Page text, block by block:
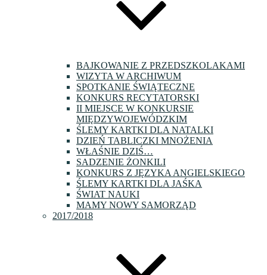
BAJKOWANIE Z PRZEDSZKOLAKAMI
WIZYTA W ARCHIWUM
SPOTKANIE ŚWIĄTECZNE
KONKURS RECYTATORSKI
II MIEJSCE W KONKURSIE
MIĘDZYWOJEWÓDZKIM
ŚLEMY KARTKI DLA NATALKI
DZIEŃ TABLICZKI MNOŻENIA
WŁAŚNIE DZIŚ…
SADZENIE ŻONKILI
KONKURS Z JĘZYKA ANGIELSKIEGO
ŚLEMY KARTKI DLA JAŚKA
ŚWIAT NAUKI
MAMY NOWY SAMORZĄD
2017/2018